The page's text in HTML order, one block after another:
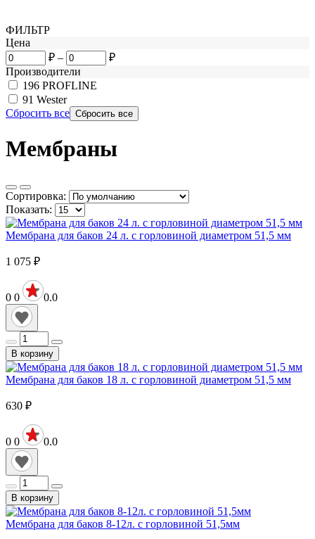
ФИЛЬТР
Цена
₽ –
₽
Производители
196 PROFLINE
91 Wester
Сбросить все
Мембраны
Сортировка:
Показать:
Мембрана для баков 24 л. с горловиной диаметром 51,5 мм
1 075 ₽
0 0 0.0
В корзину
Мембрана для баков 18 л. с горловиной диаметром 51,5 мм
630 ₽
0 0 0.0
В корзину
Мембрана для баков 8-12л. с горловиной 51,5мм